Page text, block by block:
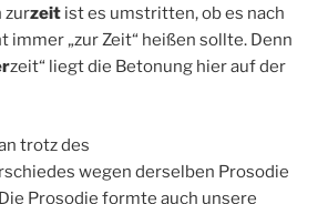
zurzeit ist es umstritten, ob es nach
immer „zur Zeit“ heißen sollte. Denn
zeit“ liegt die Betonung hier auf der
trotz des
wegen derselben Prosodie
Prosodie formte auch unsere